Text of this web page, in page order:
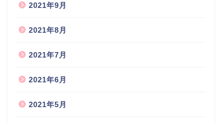
2021年9月
2021年8月
2021年7月
2021年6月
2021年5月